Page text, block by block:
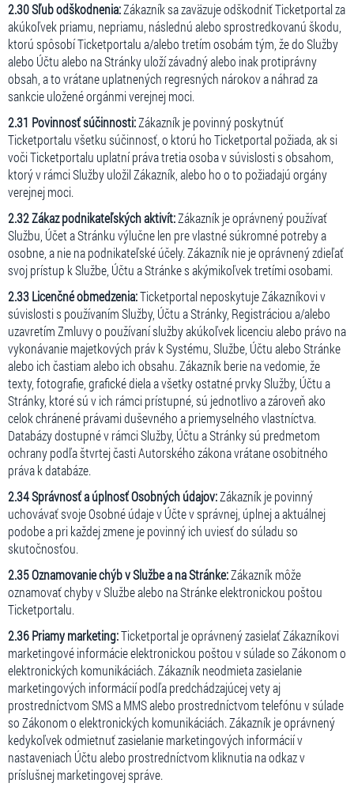
2.30 Sľub odškodnenia:Zákazník sa zaväzuje odškodniť Ticketportal za
akúkoľvek priamu, nepriamu, následnú alebo sprostredkovanú škodu,
ktorú spôsobí Ticketportalu a/alebo tretím osobám tým, že do Služby
alebo Účtu alebo na Stránky uloží závadný alebo inak protiprávny
obsah, a to vrátane uplatnených regresných nárokov a náhrad za
sankcie uložené orgánmi verejnej moci.
2.31 Povinnosť súčinnosti:Zákazník je povinný poskytnúť
Ticketportalu všetku súčinnosť, o ktorú ho Ticketportal požiada, ak si
voči Ticketportalu uplatní práva tretia osoba v súvislosti s obsahom,
ktorý v rámci Služby uložil Zákazník, alebo ho o to požiadajú orgány
verejnej moci.
2.32 Zákaz podnikateľských aktivít:Zákazník je oprávnený používať
Službu, Účet a Stránku výlučne len pre vlastné súkromné potreby a
osobne, a nie na podnikateľské účely. Zákazník nie je oprávnený zdieľať
svoj prístup k Službe, Účtu a Stránke s akýmikoľvek tretími osobami.
2.33 Licenčné obmedzenia:Ticketportal neposkytuje Zákazníkovi v
súvislosti s používaním Služby, Účtu a Stránky, Registráciou a/alebo
uzavretím Zmluvy o používaní služby akúkoľvek licenciu alebo právo na
vykonávanie majetkových práv k Systému, Službe, Účtu alebo Stránke
alebo ich častiam alebo ich obsahu. Zákazník berie na vedomie, že
texty, fotografie, grafické diela a všetky ostatné prvky Služby, Účtu a
Stránky, ktoré sú v ich rámci prístupné, sú jednotlivo a zároveň ako
celok chránené právami duševného a priemyselného vlastníctva.
Databázy dostupné v rámci Služby, Účtu a Stránky sú predmetom
ochrany podľa štvrtej časti Autorského zákona vrátane osobitného
práva k databáze.
2.34 Správnosť a úplnosť Osobných údajov:Zákazník je povinný
uchovávať svoje Osobné údaje v Účte v správnej, úplnej a aktuálnej
podobe a pri každej zmene je povinný ich uviesť do súladu so
skutočnosťou.
2.35 Oznamovanie chýb v Službe a na Stránke:Zákazník môže
oznamovať chyby v Službe alebo na Stránke elektronickou poštou
Ticketportalu.
2.36 Priamy marketing:Ticketportal je oprávnený zasielať Zákazníkovi
marketingové informácie elektronickou poštou v súlade so Zákonom o
elektronických komunikáciách. Zákazník neodmieta zasielanie
marketingových informácií podľa predchádzajúcej vety aj
prostredníctvom SMS a MMS alebo prostredníctvom telefónu v súlade
so Zákonom o elektronických komunikáciách. Zákazník je oprávnený
kedykoľvek odmietnuť zasielanie marketingových informácií v
nastaveniach Účtu alebo prostredníctvom kliknutia na odkaz v
príslušnej marketingovej správe.